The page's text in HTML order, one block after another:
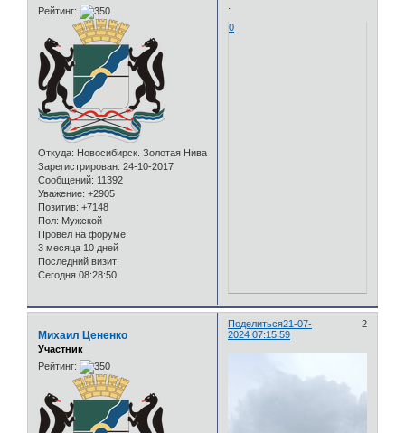
Рейтинг:
Откуда: Новосибирск. Золотая Нива
Зарегистрирован: 24-10-2017
Сообщений: 11392
Уважение: +2905
Позитив: +7148
Пол: Мужской
Провел на форуме:
3 месяца 10 дней
Последний визит:
Сегодня 08:28:50
0
Поделиться 2
21-07-
2024 07:15:59
Михаил Цененко
Участник
Рейтинг: